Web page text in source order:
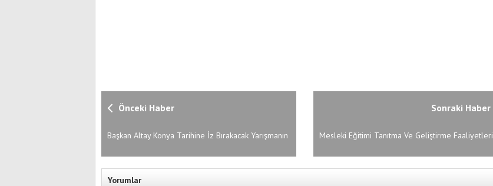
Önceki Haber
Başkan Altay Konya Tarihine İz Bırakacak Yarışmanın
Sonraki Haber
Mesleki Eğitimi Tanıtma Ve Geliştirme Faaliyetleri
Yorumlar